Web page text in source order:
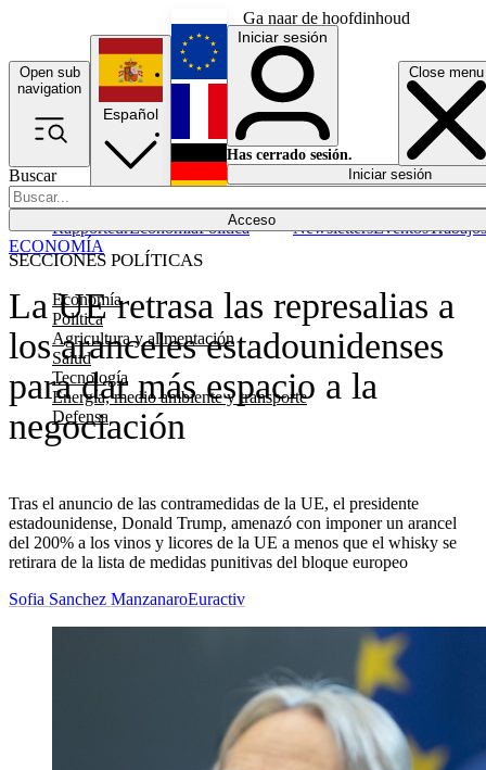
Ga naar de hoofdinhoud
Open sub
navigation
Close menu
Buscar
Acceso
SECCIONES POLÍTICAS
Economía
Política
Agricultura y alimentación
Salud
Tecnología
Energía, medio ambiente y transporte
Defensa
RapporteurEconomíaPolítica NewslettersEventosTrabajos
Español
English
Français
Iniciar sesión
Has cerrado sesión.
Iniciar sesión
La UE retrasa las represalias a
los aranceles estadounidenses
para dar más espacio a la
negociación
Tras el anuncio de las contramedidas de la UE, el presidente
estadounidense, Donald Trump, amenazó con imponer un arancel
del 200% a los vinos y licores de la UE a menos que el whisky se
retirara de la lista de medidas punitivas del bloque europeo
ECONOMÍA
Sofia Sanchez ManzanaroEuractiv